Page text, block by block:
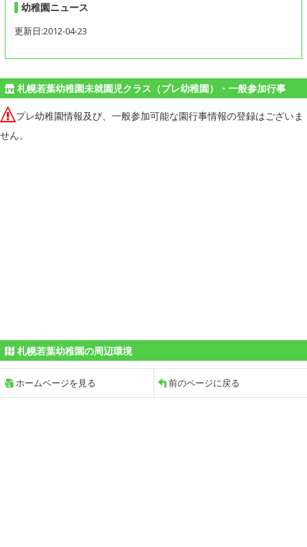
幼稚園ニュース
更新日:2012-04-23
札幌若葉幼稚園未就園児クラス（プレ幼稚園）・一般参加行事
プレ幼稚園情報及び、一般参加可能な園行事情報の登録はございま
せん。
札幌若葉幼稚園の周辺環境
ホームページを見る 前のページに戻る